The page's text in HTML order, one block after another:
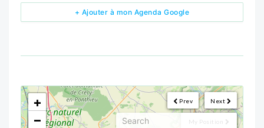
+ Ajouter à mon Agenda Google
Next
Prev
My Position
<!---->
+
−